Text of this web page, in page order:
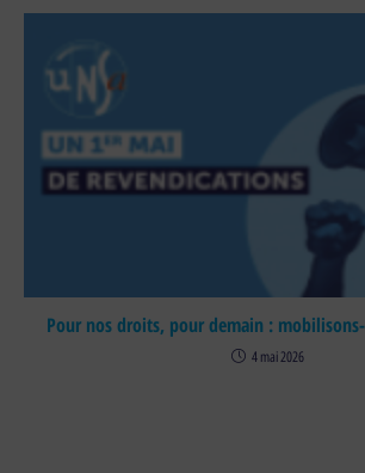
Pour nos droits, pour demain :
4 mai 2026